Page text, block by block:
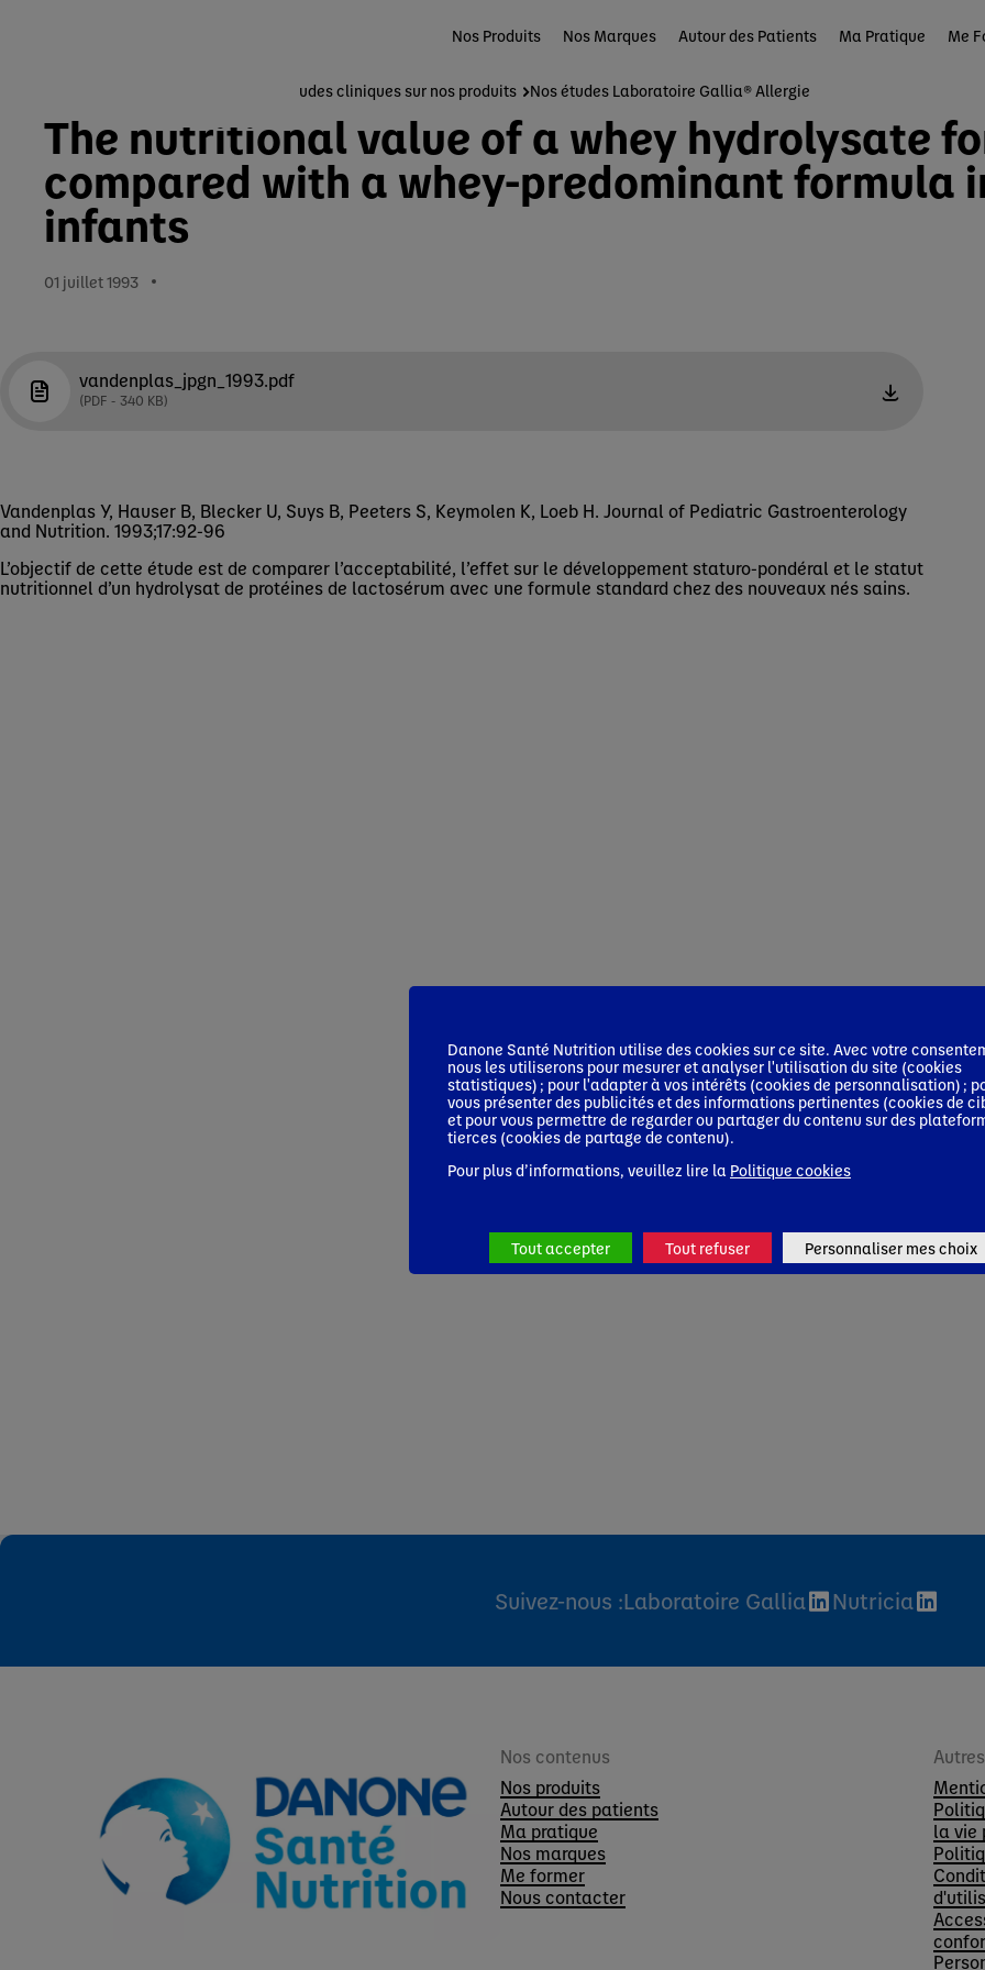
Nos Produits Nos Marques Autour des Patients Ma Pratique Me
Les études cliniques sur nos produits Nos études Laboratoire Gallia® Allergie
01 juillet 1993
The nutritional value of a whey hydrolysate
compared with a whey-predominant formula
infants
vandenplas_jpgn_1993.pdf
340 KB
PDF
Vandenplas Y, Hauser B, Blecker U, Suys B, Peeters S, Keymolen K, Loeb H. Journal of Pediatric Gastroenterology
and Nutrition. 1993;17:92-96
L’objectif de cette étude est de comparer l’acceptabilité, l’effet sur le développement staturo-pondéral et le statut
nutritionnel d’un hydrolysat de protéines de lactosérum avec une formule standard chez des nouveaux nés sains.
Suivez-nous :Laboratoire Gallia Nutricia
Nos contenus
Nos produits
Autour des patients
Ma pratique
Nos marques
Me former
Nous contacter
Autres
la vie
Danone Santé Nutrition utilise des cookies sur ce site. Avec votre
nous les utiliserons pour mesurer et analyser l'utilisation du site (cookies
statistiques) ; pour l'adapter à vos intérêts (cookies de personnalisation) ;
vous présenter des publicités et des informations pertinentes (cookies de
et pour vous permettre de regarder ou partager du contenu sur des
tierces (cookies de partage de contenu).
Pour plus d’informations, veuillez lire la Politique cookies
Tout accepter Tout refuser Personnaliser mes choix